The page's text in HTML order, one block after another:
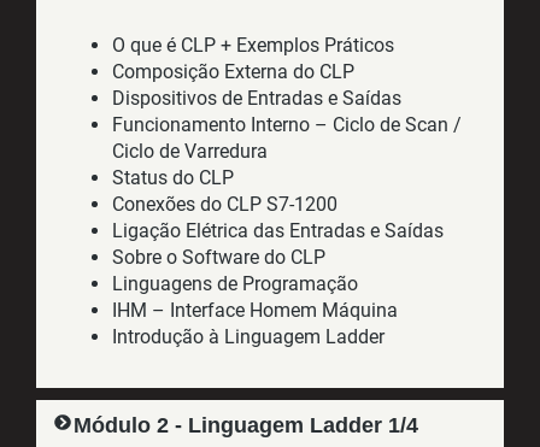
O que é CLP + Exemplos Práticos
Composição Externa do CLP
Dispositivos de Entradas e Saídas
Funcionamento Interno – Ciclo de Scan /
Ciclo de Varredura
Status do CLP
Conexões do CLP S7-1200
Ligação Elétrica das Entradas e Saídas
Sobre o Software do CLP
Linguagens de Programação
IHM – Interface Homem Máquina
Introdução à Linguagem Ladder
Módulo 2 - Linguagem Ladder 1/4